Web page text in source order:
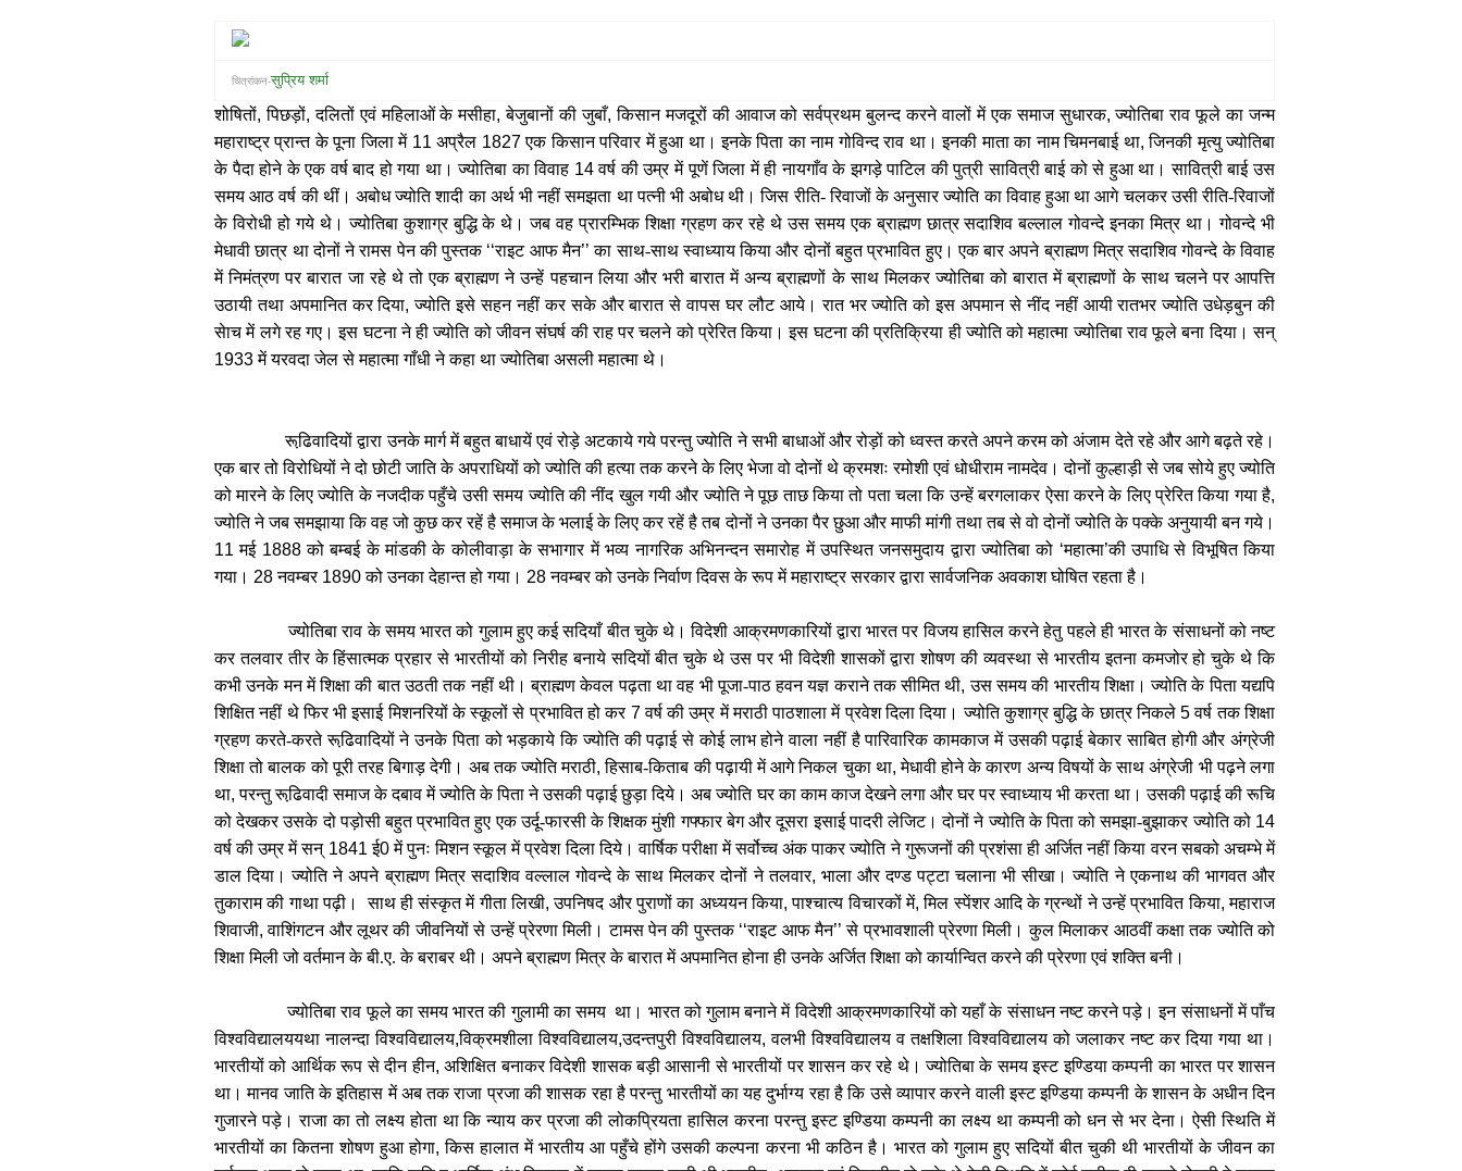
चित्रांकन-सुप्रिय शर्मा
शोषितों,पिछड़ों,दलितों एवं महिलाओं के मसीहा,बेजुबानों की जुबाँ,किसान मजदूरों की आवाज को सर्वप्रथम बुलन्द करने वालों में एक समाज सुधारक,ज्योतिबा राव फूले का जन्म
महाराष्ट्र प्रान्त के पूना जिला में 11 अप्रैल 1827एक किसान परिवार में हुआ था। इनके पिता का नाम गोविन्द राव था। इनकी माता का नाम चिमनबाई था,जिनकी मृत्यु ज्योतिबा
के पैदा होने के एक वर्ष बाद हो गया था। ज्योतिबा का विवाह 14वर्ष की उम्र में पूणें जिला में ही नायगाँव के झगड़े पाटिल की पुत्री सावित्री बाई को से हुआ था। सावित्री बाई उस
समय आठ वर्ष की थीं। अबोध ज्योति शादी का अर्थ भी नहीं समझता था पत्नी भी अबोध थी। जिस रीति- रिवाजों के अनुसार ज्योति का विवाह हुआ था आगे चलकर उसी रीति-रिवाजों
के विरोधी हो गये थे। ज्योतिबा कुशाग्र बुद्धि के थे। जब वह प्रारम्भिक शिक्षा ग्रहण कर रहे थे उस समय एक ब्राह्मण छात्र सदाशिव बल्लाल गोवन्दे इनका मित्र था। गोवन्दे भी
मेधावी छात्र था दोनों ने रामस पेन की पुस्तक ‘‘राइट आफ मैन’’का साथ-साथ स्वाध्याय किया और दोनों बहुत प्रभावित हुए। एक बार अपने ब्राह्मण मित्र सदाशिव गोवन्दे के विवाह
में निमंत्रण पर बारात जा रहे थे तो एक ब्राह्मण ने उन्हें पहचान लिया और भरी बारात में अन्य ब्राह्मणों के साथ मिलकर ज्योतिबा को बारात में ब्राह्मणों के साथ चलने पर आपत्ति
उठायी तथा अपमानित कर दिया,ज्योति इसे सहन नहीं कर सके और बारात से वापस घर लौट आये। रात भर ज्योति को इस अपमान से नींद नहीं आयी रातभर ज्योति उधेड़बुन की
सेाच में लगे रह गए। इस घटना ने ही ज्योति को जीवन संघर्ष की राह पर चलने को प्रेरित किया। इस घटना की प्रतिक्रिया ही ज्योति को महात्मा ज्योतिबा राव फूले बना दिया। सन्
1933में यरवदा जेल से महात्मा गाँधी ने कहा था ज्योतिबा असली महात्मा थे।
रूढि़वादियों द्वारा उनके मार्ग में बहुत बाधायें एवं रोड़े अटकाये गये परन्तु ज्योति ने सभी बाधाओं और रोड़ों को ध्वस्त करते अपने करम को अंजाम देते रहे और आगे बढ़ते रहे।
एक बार तो विरोधियों ने दो छोटी जाति के अपराधियों को ज्योति की हत्या तक करने के लिए भेजा वो दोनों थे क्रमशः रमोशी एवं धोधीराम नामदेव। दोनों कुल्हाड़ी से जब सोये हुए ज्योति
को मारने के लिए ज्योति के नजदीक पहुँचे उसी समय ज्योति की नींद खुल गयी और ज्योति ने पूछ ताछ किया तो पता चला कि उन्हें बरगलाकर ऐसा करने के लिए प्रेरित किया गया है,
ज्योति ने जब समझाया कि वह जो कुछ कर रहें है समाज के भलाई के लिए कर रहें है तब दोनों ने उनका पैर छुआ और माफी मांगी तथा तब से वो दोनों ज्योति के पक्के अनुयायी बन गये।
11 मई 1888को बम्बई के मांडकी के कोलीवाड़ा के सभागार में भव्य नागरिक अभिनन्दन समारोह में उपस्थित जनसमुदाय द्वारा ज्योतिबा को ‘महात्मा’की उपाधि से विभूषित किया
गया। 28नवम्बर 1890को उनका देहान्त हो गया। 28नवम्बर को उनके निर्वाण दिवस के रूप में महाराष्ट्र सरकार द्वारा सार्वजनिक अवकाश घोषित रहता है।
ज्योतिबा राव के समय भारत को गुलाम हुए कई सदियाँ बीत चुके थे। विदेशी आक्रमणकारियों द्वारा भारत पर विजय हासिल करने हेतु पहले ही भारत के संसाधनों को नष्ट
कर तलवार तीर के हिंसात्मक प्रहार से भारतीयों को निरीह बनाये सदियों बीत चुके थे उस पर भी विदेशी शासकों द्वारा शोषण की व्यवस्था से भारतीय इतना कमजोर हो चुके थे कि
कभी उनके मन में शिक्षा की बात उठती तक नहीं थी। ब्राह्मण केवल पढ़ता था वह भी पूजा-पाठ हवन यज्ञ कराने तक सीमित थी,उस समय की भारतीय शिक्षा। ज्योति के पिता यद्यपि
शिक्षित नहीं थे फिर भी इसाई मिशनरियों के स्कूलों से प्रभावित हो कर 7वर्ष की उम्र में मराठी पाठशाला में प्रवेश दिला दिया। ज्योति कुशाग्र बुद्धि के छात्र निकले5वर्ष तक शिक्षा
ग्रहण करते-करते रूढि़वादियों ने उनके पिता को भड़काये कि ज्योति की पढ़ाई से कोई लाभ होने वाला नहीं है पारिवारिक कामकाज में उसकी पढ़ाई बेकार साबित होगी और अंग्रेजी
शिक्षा तो बालक को पूरी तरह बिगाड़ देगी। अब तक ज्योति मराठी,हिसाब-किताब की पढ़ायी में आगे निकल चुका था,मेधावी होने के कारण अन्य विषयों के साथ अंग्रेजी भी पढ़ने लगा
था,परन्तु रूढि़वादी समाज के दबाव में ज्योति के पिता ने उसकी पढ़ाई छुड़ा दिये। अब ज्योति घर का काम काज देखने लगा और घर पर स्वाध्याय भी करता था। उसकी पढ़ाई की रूचि
को देखकर उसके दो पड़ोसी बहुत प्रभावित हुए एक उर्दू-फारसी के शिक्षक मुंशी गफ्फार बेग और दूसरा इसाई पादरी लेजिट। दोनों ने ज्योति के पिता को समझा-बुझाकर ज्योति को 14
वर्ष की उम्र में सन् 1841 ई0में पुनः मिशन स्कूल में प्रवेश दिला दिये। वार्षिक परीक्षा में सर्वोच्च अंक पाकर ज्योति ने गुरूजनों की प्रशंसा ही अर्जित नहीं किया वरन सबको अचम्भे में
डाल दिया। ज्योति ने अपने ब्राह्मण मित्र सदाशिव वल्लाल गोवन्दे के साथ मिलकर दोनों ने तलवार, भाला और दण्ड पट्टा चलाना भी सीखा। ज्योति ने एकनाथ की भागवत और
तुकाराम की गाथा पढ़ी। साथ ही संस्कृत में गीता लिखी,उपनिषद और पुराणों का अध्ययन किया,पाश्चात्य विचारकों में,मिल स्पेंशर आदि के ग्रन्थों ने उन्हें प्रभावित किया,महाराज
शिवाजी,वाशिंगटन और लूथर की जीवनियों से उन्हें प्रेरणा मिली। टामस पेन की पुस्तक ‘‘राइट आफ मैन’’से प्रभावशाली प्रेरणा मिली। कुल मिलाकर आठवीं कक्षा तक ज्योति को
शिक्षा मिली जो वर्तमान के बी.ए. के बराबर थी। अपने ब्राह्मण मित्र के बारात में अपमानित होना ही उनके अर्जित शिक्षा को कार्यान्वित करने की प्रेरणा एवं शक्ति बनी।
ज्योतिबा राव फूले का समय भारत की गुलामी का समय था। भारत को गुलाम बनाने में विदेशी आक्रमणकारियों को यहाँ के संसाधन नष्ट करने पड़े। इन संसाधनों में पाँच
विश्वविद्यालययथा नालन्दा विश्वविद्यालय,विक्रमशीला विश्वविद्यालय,उदन्तपुरी विश्वविद्यालय,वलभी विश्वविद्यालय व तक्षशिला विश्वविद्यालय को जलाकर नष्ट कर दिया गया था।
भारतीयों को आर्थिक रूप से दीन हीन,अशिक्षित बनाकर विदेशी शासक बड़ी आसानी से भारतीयों पर शासन कर रहे थे। ज्योतिबा के समय इस्ट इण्डिया कम्पनी का भारत पर शासन
था। मानव जाति के इतिहास में अब तक राजा प्रजा की शासक रहा है परन्तु भारतीयों का यह दुर्भाग्य रहा है कि उसे व्यापार करने वाली इस्ट इण्डिया कम्पनी के शासन के अधीन दिन
गुजारने पड़े। राजा का तो लक्ष्य होता था कि न्याय कर प्रजा की लोकप्रियता हासिल करना परन्तु इस्ट इण्डिया कम्पनी का लक्ष्य था कम्पनी को धन से भर देना। ऐसी स्थिति में
भारतीयों का कितना शोषण हुआ होगा,किस हालात में भारतीय आ पहुँचे होंगे उसकी कल्पना करना भी कठिन है। भारत को गुलाम हुए सदियों बीत चुकी थी भारतीयों के जीवन का